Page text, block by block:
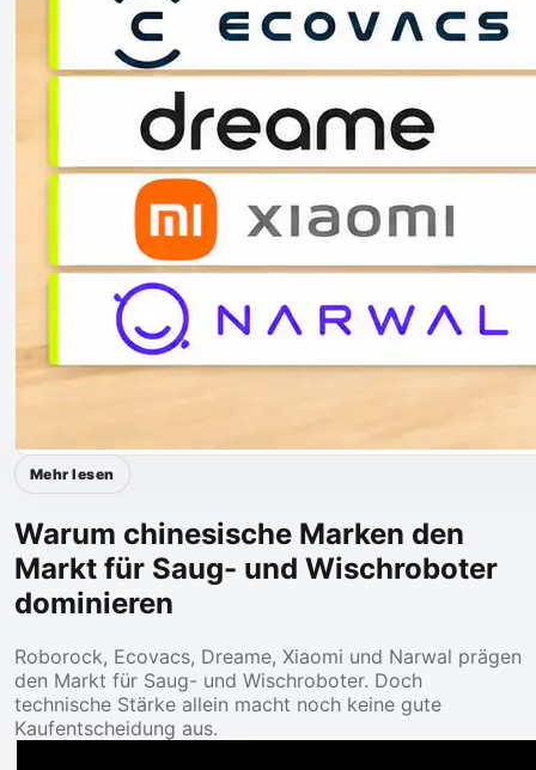
Mehr lesen
Warum chinesische Marken den
Markt für Saug- und Wischroboter
dominieren
Roborock, Ecovacs, Dreame, Xiaomi und Narwal prägen
den Markt für Saug- und Wischroboter. Doch
technische Stärke allein macht noch keine gute
Kaufentscheidung aus.